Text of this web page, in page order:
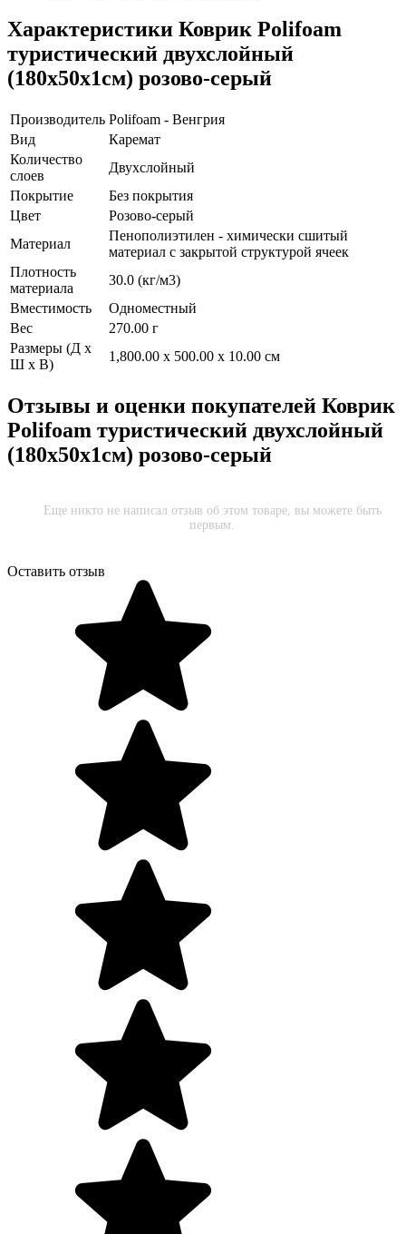
Характеристики Коврик Polifoam
туристический двухслойный
(180x50x1см) розово-серый
Производитель Polifoam - Венгрия
Вид
Каремат
Количество
слоев
Двухслойный
Покрытие
Без покрытия
Цвет
Розово-серый
Материал
Пенополиэтилен - химически сшитый
материал с закрытой структурой ячеек
Плотность
материала
30.0 (кг/м3)
Вместимость
Одноместный
Вес
270.00 г
Размеры (Д х
Ш х В)
1,800.00 x 500.00 x 10.00 см
Отзывы и оценки покупателей Коврик
Polifoam туристический двухслойный
(180x50x1см) розово-серый
Еще никто не написал отзыв об этом товаре, вы можете быть
первым.
Оставить отзыв